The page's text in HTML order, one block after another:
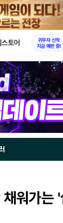
X
토어
귀무자 신작
지금 예판 중!
워가는